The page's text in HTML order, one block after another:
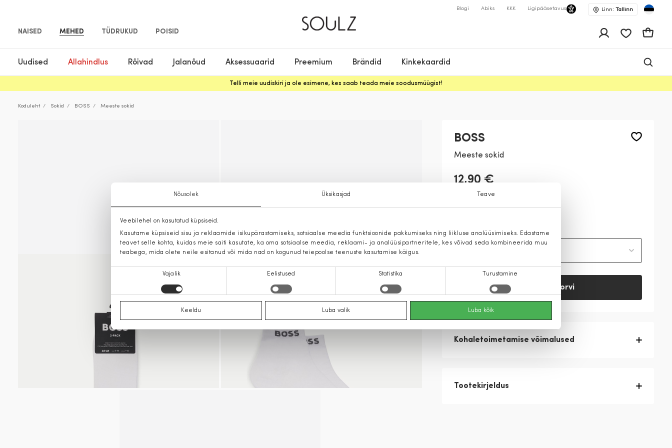
Nõusolek Üksikasjad Teave
Veebilehel on kasutatud küpsiseid.
Kasutame küpsiseid sisu ja reklaamide isikupärastamiseks, sotsiaalse meedia funktsioonide pakkumiseks ning liikluse analüüsimiseks. Edastame
teavet selle kohta, kuidas meie saiti kasutate, ka oma sotsiaalse meedia, reklaami- ja analüüsipartneritele, kes võivad seda kombineerida muu
teabega, mida olete neile esitanud või mida nad on kogunud teiepoolse teenuste kasutamise käigus.
Vajalik Eelistused Statistika Turustamine
Keeldu Luba valik Luba kõik
NAISED MEHED TÜDRUKUD POISID
Blogi Abiks KKK Ligipääsetavus Linn: Tallinn
Uudised Allahindlus Rõivad Jalanõud Aksessuaarid Preemium Brändid Kinkekaardid
Telli meie uudiskiri ja ole esimene, kes saab teada meie soodusmüügist!
Koduleht Sokid BOSS Meeste sokid
BOSS
Meeste sokid
12,90 €
Lisa ostukorvi
Kohaletoimetamise võimalused
Tootekirjeldus